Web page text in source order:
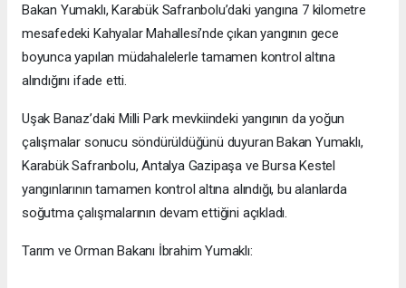
Bakan Yumaklı, Karabük Safranbolu’daki yangına 7 kilometre
mesafedeki Kahyalar Mahallesi’nde çıkan yangının gece
boyunca yapılan müdahalelerle tamamen kontrol altına
alındığını ifade etti.
Uşak Banaz’daki Milli Park mevkiindeki yangının da yoğun
çalışmalar sonucu söndürüldüğünü duyuran Bakan Yumaklı,
Karabük Safranbolu, Antalya Gazipaşa ve Bursa Kestel
yangınlarının tamamen kontrol altına alındığı, bu alanlarda
soğutma çalışmalarının devam ettiğini açıkladı.
Tarım ve Orman Bakanı İbrahim Yumaklı: